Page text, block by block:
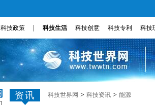
科技政策 科技生活 科技创意 科技专利 科技
资讯 科技世界网 > 科技资讯 > 能源